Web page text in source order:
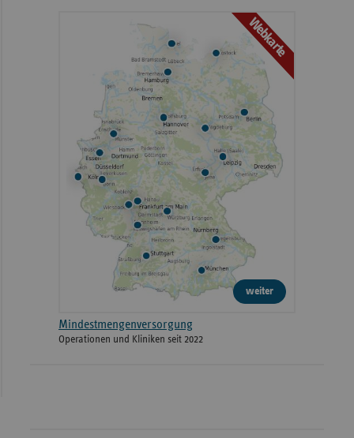
Webkarte
weiter
Mindestmengenversorgung
Operationen und Kliniken seit 2022